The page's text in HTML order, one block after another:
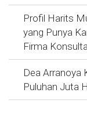
Profil Harits
yang Punya
Firma
Dea Arranoya
Puluhan Juta